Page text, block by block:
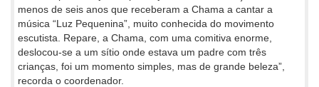
menos de seis anos que receberam a Chama a cantar a
música “Luz Pequenina”, muito conhecida do movimento
escutista. Repare, a Chama, com uma comitiva enorme,
deslocou-se a um sítio onde estava um padre com três
crianças, foi um momento simples, mas de grande beleza”,
recorda o coordenador.